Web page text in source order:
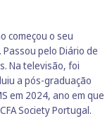
começou o seu
pelo Diário de
Na televisão, foi
a pós-graduação
em 2024, ano em que
Society Portugal.